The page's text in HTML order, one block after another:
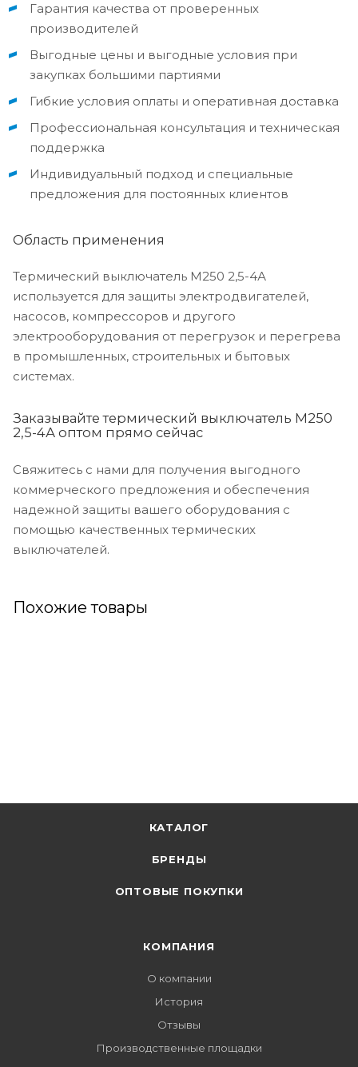
Гарантия качества от проверенных
производителей
Выгодные цены и выгодные условия при
закупках большими партиями
Гибкие условия оплаты и оперативная доставка
Профессиональная консультация и техническая
поддержка
Индивидуальный подход и специальные
предложения для постоянных клиентов
Область применения
Термический выключатель М250 2,5-4А
используется для защиты электродвигателей,
насосов, компрессоров и другого
электрооборудования от перегрузок и перегрева
в промышленных, строительных и бытовых
системах.
Заказывайте термический выключатель М250
2,5-4А оптом прямо сейчас
Свяжитесь с нами для получения выгодного
коммерческого предложения и обеспечения
надежной защиты вашего оборудования с
помощью качественных термических
выключателей.
Похожие товары
КАТАЛОГ
БРЕНДЫ
ОПТОВЫЕ ПОКУПКИ
КОМПАНИЯ
О компании
История
Отзывы
Производственные площадки